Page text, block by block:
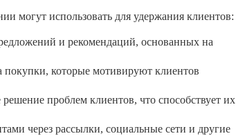
могут использовать для удержания клиентов:
и рекомендаций, основанных на
покупки, которые мотивируют клиентов
проблем клиентов, что способствует их
через рассылки, социальные сети и другие